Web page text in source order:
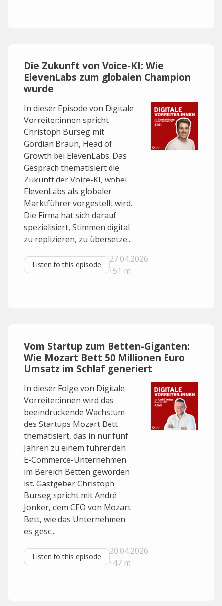
Die Zukunft von Voice-KI: Wie
ElevenLabs zum globalen Champion
wurde
In dieser Episode von Digitale
Vorreiter:innen spricht
Christoph Burseg mit
Gordian Braun, Head of
Growth bei ElevenLabs. Das
Gespräch thematisiert die
Zukunft der Voice-KI, wobei
ElevenLabs als globaler
Marktführer vorgestellt wird.
Die Firma hat sich darauf
spezialisiert, Stimmen digital
zu replizieren, zu übersetze...
Listen to this episode
27.04.2026
· 51 m
Vom Startup zum Betten-Giganten:
Wie Mozart Bett 50 Millionen Euro
Umsatz im Schlaf generiert
In dieser Folge von Digitale
Vorreiter:innen wird das
beeindruckende Wachstum
des Startups Mozart Bett
thematisiert, das in nur fünf
Jahren zu einem führenden
E-Commerce-Unternehmen
im Bereich Betten geworden
ist. Gastgeber Christoph
Burseg spricht mit André
Jonker, dem CEO von Mozart
Bett, wie das Unternehmen
es gesc...
Listen to this episode
20.04.2026
· 47 m